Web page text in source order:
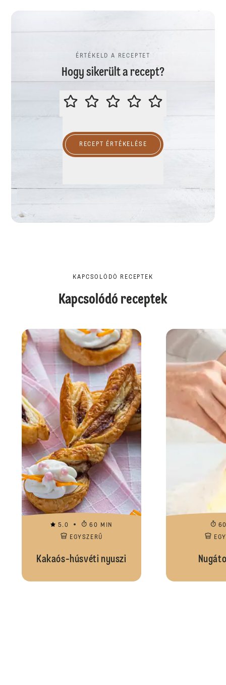
ÉRTÉKELD A RECEPTET
Hogy sikerült a recept?
ÉRTÉKELD A RECEPTET
RECEPT ÉRTÉKELÉSE
KAPCSOLÓDÓ RECEPTEK
Kapcsolódó receptek
5.0
60 MIN
EGYSZERŰ
Kakaós-húsvéti nyuszi